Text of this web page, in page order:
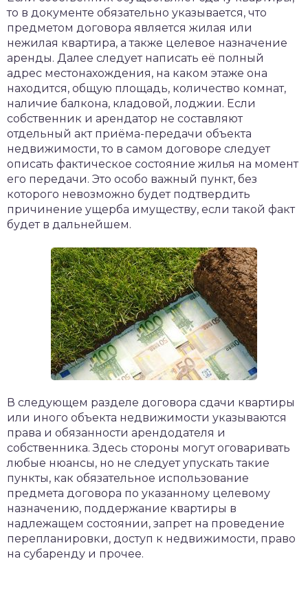
то в документе обязательно указывается, что
предметом договора является жилая или
нежилая квартира, а также целевое назначение
аренды. Далее следует написать её полный
адрес местонахождения, на каком этаже она
находится, общую площадь, количество комнат,
наличие балкона, кладовой, лоджии. Если
собственник и арендатор не составляют
отдельный акт приёма-передачи объекта
недвижимости, то в самом договоре следует
описать фактическое состояние жилья на момент
его передачи. Это особо важный пункт, без
которого невозможно будет подтвердить
причинение ущерба имуществу, если такой факт
будет в дальнейшем.
В следующем разделе договора сдачи квартиры
или иного объекта недвижимости указываются
права и обязанности арендодателя и
собственника. Здесь стороны могут оговаривать
любые нюансы, но не следует упускать такие
пункты, как обязательное использование
предмета договора по указанному целевому
назначению, поддержание квартиры в
надлежащем состоянии, запрет на проведение
перепланировки, доступ к недвижимости, право
на субаренду и прочее.